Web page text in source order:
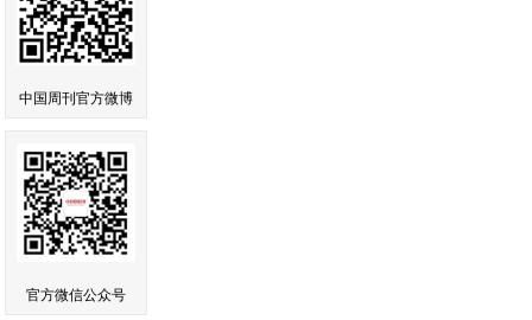
中国周刊官方微博
官方微信公众号